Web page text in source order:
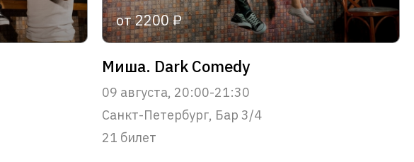
от 2200 ₽
Миша. Dark Comedy
09 августа, 20:00-21:30
Санкт-Петербург, Бар 3/4
21 билет